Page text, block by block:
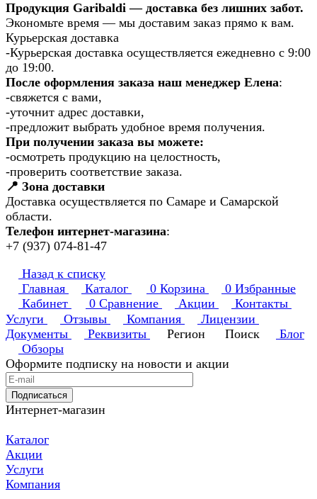
Продукция Garibaldi — доставка без лишних забот.
Экономьте время — мы доставим заказ прямо к вам.
Курьерская доставка
-Курьерская доставка осуществляется ежедневно с 9:00
до 19:00.
После оформления заказа наш менеджер Елена:
-свяжется с вами,
-уточнит адрес доставки,
-предложит выбрать удобное время получения.
При получении заказа вы можете:
-осмотреть продукцию на целостность,
-проверить соответствие заказа.
📍 Зона доставки
Доставка осуществляется по Самаре и Самарской
области.
Телефон интернет-магазина:
+7 (937) 074-81-47
Назад к списку
Главная
Каталог 0 Корзина 0 Избранные
Кабинет
0 Сравнение Акции
Контакты
Услуги
Отзывы Компания
Лицензии
Документы
Реквизиты Регион Поиск
Блог
Обзоры
Оформите подписку на новости и акции
Подписаться
Интернет-магазин
Каталог
Акции
Услуги
Компания